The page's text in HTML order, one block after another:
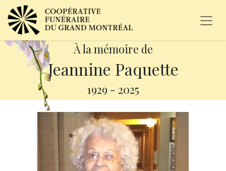
À la mémoire de
Jeannine Paquette
1929 - 2025